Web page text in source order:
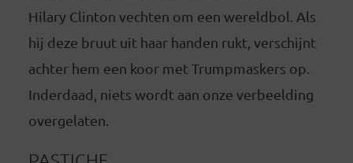
Hilary Clinton vechten om een wereldbol. Als
hij deze bruut uit haar handen rukt, verschijnt
achter hem een koor met Trumpmaskers op.
Inderdaad, niets wordt aan onze verbeelding
overgelaten.